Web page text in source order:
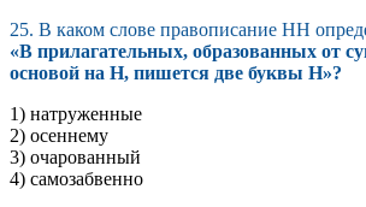
25. В каком слове правописание НН
«В прилагательных, образованных от
основой на Н, пишется две буквы Н»?
1) натруженные
2) осеннему
3) очарованный
4) самозабвенно